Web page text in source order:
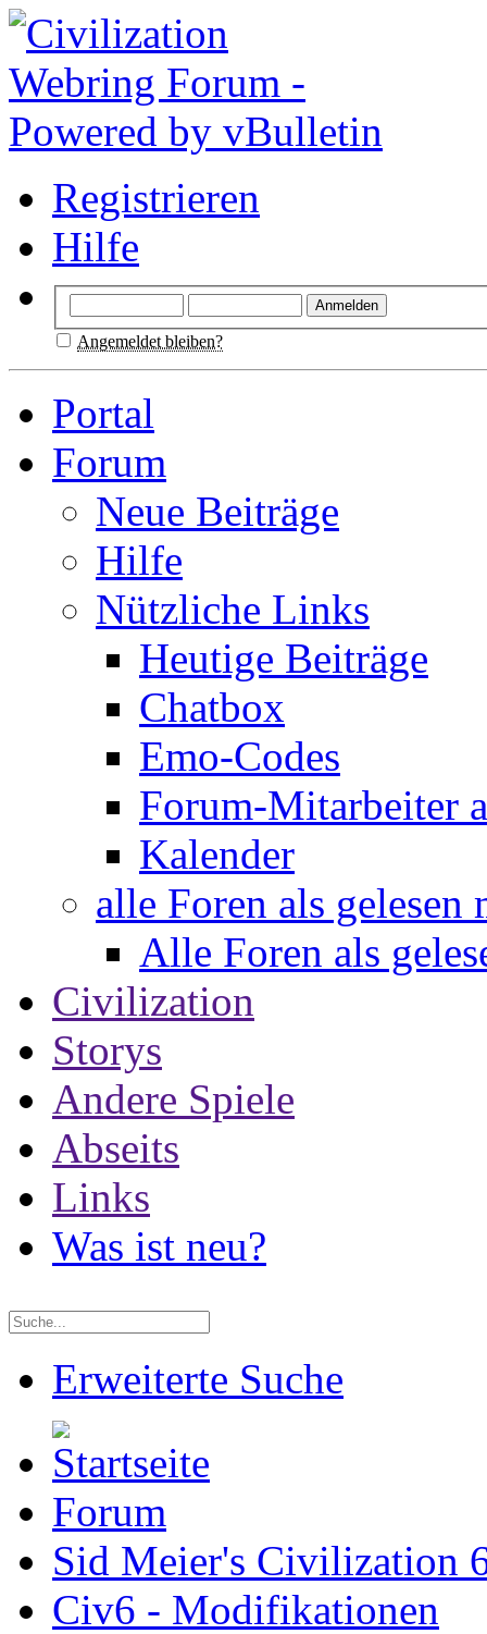
Registrieren
Hilfe
Angemeldet bleiben?
Portal
Forum
Neue Beiträge
Hilfe
Nützliche Links
Heutige Beiträge
Chatbox
Emo-Codes
Forum-Mitarbeiter
Kalender
alle Foren als gelesen
Alle Foren als
Civilization
Storys
Andere Spiele
Abseits
Links
Was ist neu?
Erweiterte Suche
Forum
Sid Meier's Civilization
Civ6 - Modifikationen